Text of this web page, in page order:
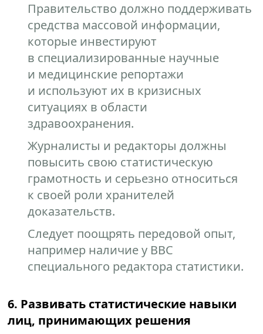
Правительство должно поддерживать
средства массовой информации,
которые инвестируют
в специализированные научные
и медицинские репортажи
и используют их в кризисных
ситуациях в области
здравоохранения.
Журналисты и редакторы должны
повысить свою статистическую
грамотность и серьезно относиться
к своей роли хранителей
доказательств.
Следует поощрять передовой опыт,
например наличие у BBC
специального редактора статистики.
6. Развивать статистические навыки
лиц, принимающих решения